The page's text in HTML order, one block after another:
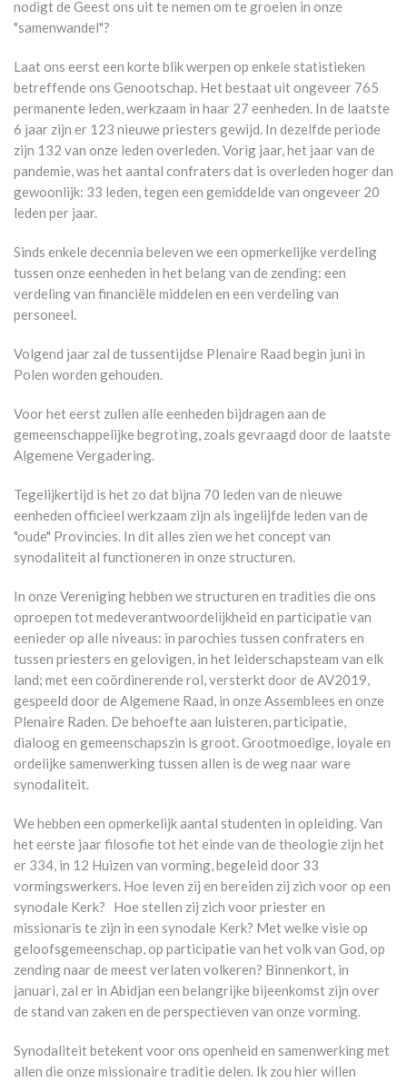
nodigt de Geest ons uit te nemen om te groeien in onze
"samenwandel"?
Laat ons eerst een korte blik werpen op enkele statistieken
betreffende ons Genootschap. Het bestaat uit ongeveer 765
permanente leden, werkzaam in haar 27 eenheden. In de laatste
6 jaar zijn er 123 nieuwe priesters gewijd. In dezelfde periode
zijn 132 van onze leden overleden. Vorig jaar, het jaar van de
pandemie, was het aantal confraters dat is overleden hoger dan
gewoonlijk: 33 leden, tegen een gemiddelde van ongeveer 20
leden per jaar.
Sinds enkele decennia beleven we een opmerkelijke verdeling
tussen onze eenheden in het belang van de zending: een
verdeling van financiële middelen en een verdeling van
personeel.
Volgend jaar zal de tussentijdse Plenaire Raad begin juni in
Polen worden gehouden.
Voor het eerst zullen alle eenheden bijdragen aan de
gemeenschappelijke begroting, zoals gevraagd door de laatste
Algemene Vergadering.
Tegelijkertijd is het zo dat bijna 70 leden van de nieuwe
eenheden officieel werkzaam zijn als ingelijfde leden van de
"oude" Provincies. In dit alles zien we het concept van
synodaliteit al functioneren in onze structuren.
In onze Vereniging hebben we structuren en tradities die ons
oproepen tot medeverantwoordelijkheid en participatie van
eenieder op alle niveaus: in parochies tussen confraters en
tussen priesters en gelovigen, in het leiderschapsteam van elk
land; met een coördinerende rol, versterkt door de AV2019,
gespeeld door de Algemene Raad, in onze Assemblees en onze
Plenaire Raden. De behoefte aan luisteren, participatie,
dialoog en gemeenschapszin is groot. Grootmoedige, loyale en
ordelijke samenwerking tussen allen is de weg naar ware
synodaliteit.
We hebben een opmerkelijk aantal studenten in opleiding. Van
het eerste jaar filosofie tot het einde van de theologie zijn het
er 334, in 12 Huizen van vorming, begeleid door 33
vormingswerkers. Hoe leven zij en bereiden zij zich voor op een
synodale Kerk? Hoe stellen zij zich voor priester en
missionaris te zijn in een synodale Kerk? Met welke visie op
geloofsgemeenschap, op participatie van het volk van God, op
zending naar de meest verlaten volkeren? Binnenkort, in
januari, zal er in Abidjan een belangrijke bijeenkomst zijn over
de stand van zaken en de perspectieven van onze vorming.
Synodaliteit betekent voor ons openheid en samenwerking met
allen die onze missionaire traditie delen. Ik zou hier willen